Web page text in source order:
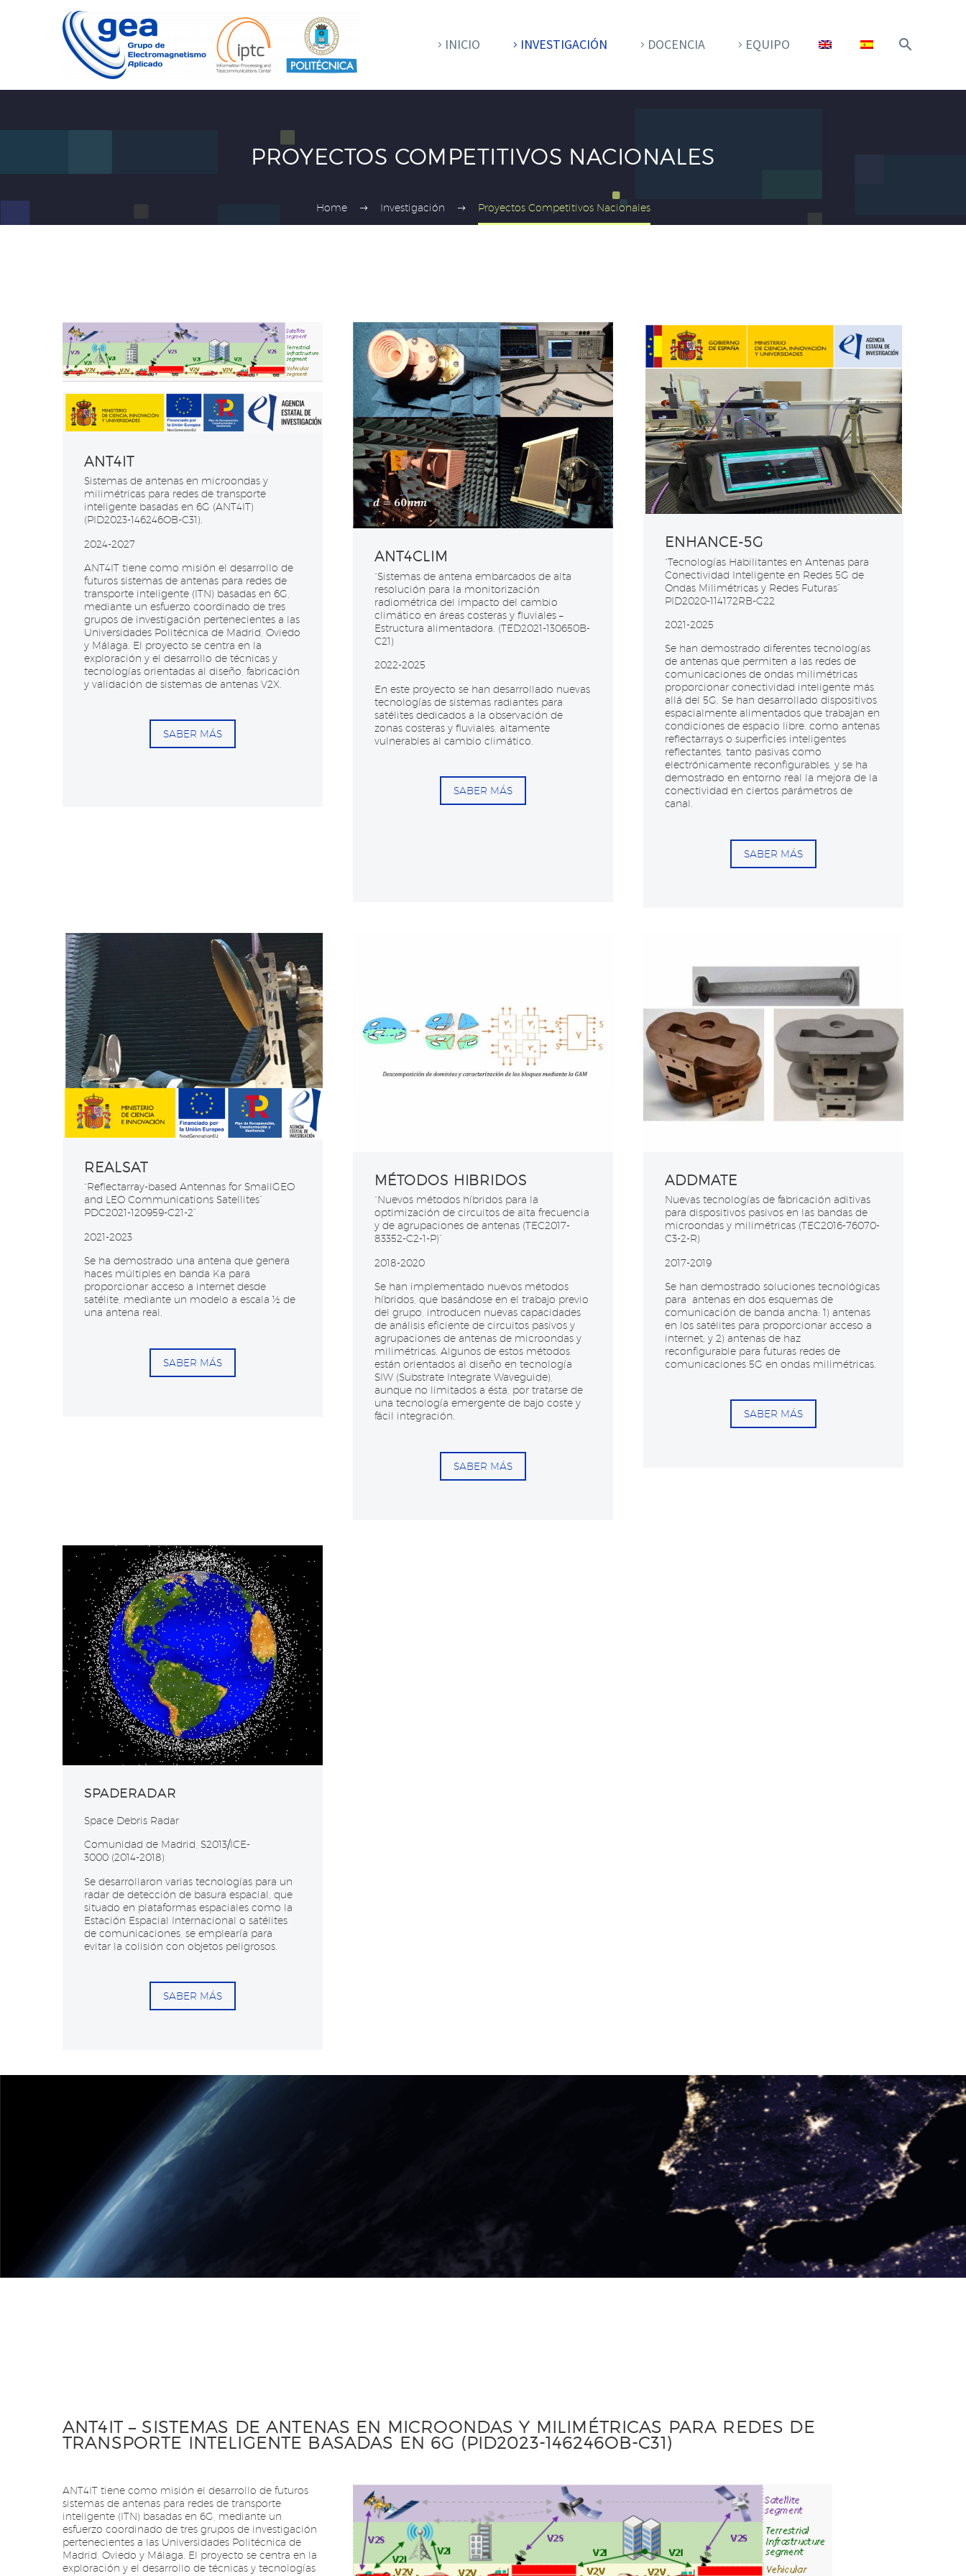
INICIO INVESTIGACIÓN DOCENCIA EQUIPO
PROYECTOS COMPETITIVOS NACIONALES
Home Investigación Proyectos Competitivos Nacionales
ANT4IT
Sistemas de antenas en microondas y
milimétricas para redes de transporte
inteligente basadas en 6G (ANT4IT)
(PID2023-146246OB-C31).
2024-2027
ANT4IT tiene como misión el desarrollo de
futuros sistemas de antenas para redes de
transporte inteligente (ITN) basadas en 6G,
mediante un esfuerzo coordinado de tres
grupos de investigación pertenecientes a las
Universidades Politécnica de Madrid, Oviedo
y Málaga. El proyecto se centra en la
exploración y el desarrollo de técnicas y
tecnologías orientadas al diseño, fabricación
y validación de sistemas de antenas V2X.
SABER MÁS
ANT4CLIM
“Sistemas de antena embarcados de alta
resolución para la monitorización
radiométrica del impacto del cambio
climático en áreas costeras y fluviales –
Estructura alimentadora. (TED2021-130650B-
C21)
2022-2025
En este proyecto se han desarrollado nuevas
tecnologías de sistemas radiantes para
satélites dedicados a la observación de
zonas costeras y fluviales, altamente
vulnerables al cambio climático.
SABER MÁS
ENHANCE-5G
“Tecnologías Habilitantes en Antenas para
Conectividad Inteligente en Redes 5G de
Ondas Milimétricas y Redes Futuras”
PID2020-114172RB-C22
2021-2025
Se han demostrado diferentes tecnologías
de antenas que permiten a las redes de
comunicaciones de ondas milimétricas
proporcionar conectividad inteligente más
allá del 5G. Se han desarrollado dispositivos
espacialmente alimentados que trabajan en
condiciones de espacio libre. como antenas
reflectarrays o superficies inteligentes
reflectantes, tanto pasivas como
electrónicamente reconfigurables, y se ha
demostrado en entorno real la mejora de la
conectividad en ciertos parámetros de
canal.
SABER MÁS
REALSAT
“Reflectarray-based Antennas for SmallGEO
and LEO Communications Satellites”
PDC2021-120959-C21-2”
2021-2023
Se ha demostrado una antena que genera
haces múltiples en banda Ka para
proporcionar acceso a internet desde
satélite, mediante un modelo a escala ½ de
una antena real.
SABER MÁS
MÉTODOS HIBRIDOS
“Nuevos métodos híbridos para la
optimización de circuitos de alta frecuencia
y de agrupaciones de antenas (TEC2017-
83352-C2-1-P)”
2018-2020
Se han implementado nuevos métodos
híbridos, que basándose en el trabajo previo
del grupo, introducen nuevas capacidades
de análisis eficiente de circuitos pasivos y
agrupaciones de antenas de microondas y
milimétricas. Algunos de estos métodos
están orientados al diseño en tecnología
SIW (Substrate Integrate Waveguide),
aunque no limitados a ésta, por tratarse de
una tecnología emergente de bajo coste y
fácil integración.​
SABER MÁS
ADDMATE
Nuevas tecnologías de fabricación aditivas
para dispositivos pasivos en las bandas de
microondas y milimétricas (TEC2016-76070-
C3-2-R) ​
2017-2019
Se han demostrado soluciones tecnológicas
para antenas en dos esquemas de
comunicación de banda ancha: 1) antenas
en los satélites para proporcionar acceso a
internet; y 2) antenas de haz
reconfigurable para futuras redes de
comunicaciones 5G en ondas milimétricas.
SABER MÁS
SPADERADAR
Space Debris Radar
Comunidad de Madrid, S2013/ICE-
3000 (2014-2018)
Se desarrollaron varias tecnologías para un
radar de detección de basura espacial, que
situado en plataformas espaciales como la
Estación Espacial Internacional o satélites
de comunicaciones, se emplearía para
evitar la colisión con objetos peligrosos.
SABER MÁS
ANT4IT – SISTEMAS DE ANTENAS EN MICROONDAS Y MILIMÉTRICAS PARA REDES DE
TRANSPORTE INTELIGENTE BASADAS EN 6G (PID2023-146246OB-C31)
ANT4IT tiene como misión el desarrollo de futuros
sistemas de antenas para redes de transporte
inteligente (ITN) basadas en 6G, mediante un
esfuerzo coordinado de tres grupos de investigación
pertenecientes a las Universidades Politécnica de
Madrid, Oviedo y Málaga. El proyecto se centra en la
exploración y el desarrollo de técnicas y tecnologías